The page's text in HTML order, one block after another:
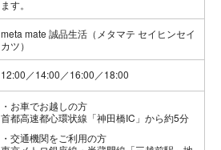
ます。
meta mate 誠品生活（メタマテ セイヒンセイ
カツ）
12:00／14:00／16:00／18:00
お車でお越しの方
首都高速都心環状線「神田橋IC」から約5分
交通機関をご利用の方